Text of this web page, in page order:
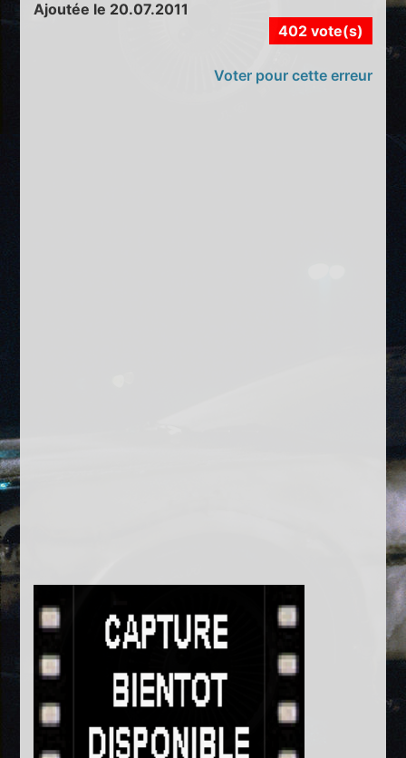
Ajoutée le 20.07.2011
402 vote(s)
Voter pour cette erreur